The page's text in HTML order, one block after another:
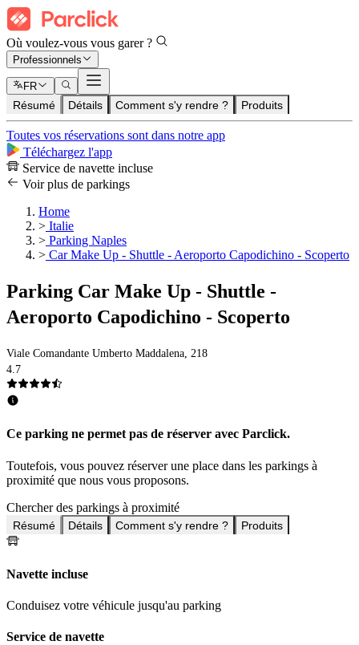
Où voulez-vous vous garer ?
Professionnels
FR
Résumé Détails Comment s'y rendre ? Produits
Toutes vos réservations sont dans notre app
Téléchargez l'app
Service de navette incluse
Voir plus de parkings
Home
> Italie
> Parking Naples
> Car Make Up - Shuttle - Aeroporto Capodichino - Scoperto
Parking Car Make Up - Shuttle -
Aeroporto Capodichino - Scoperto
Viale Comandante Umberto Maddalena, 218
4.7
Ce parking ne permet pas de réserver avec Parclick.
Toutefois, vous pouvez réserver une place dans les parkings à
proximité que nous vous proposons.
Chercher des parkings à proximité
Résumé Détails Comment s'y rendre ? Produits
Navette incluse
Conduisez votre véhicule jusqu'au parking
Service de navette